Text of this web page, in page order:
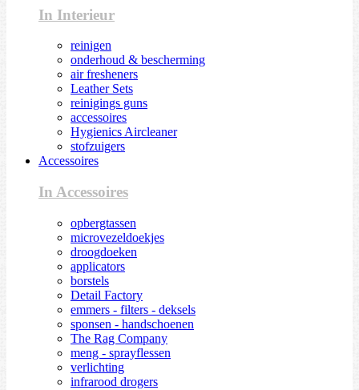
In Interieur
reinigen
onderhoud & bescherming
air fresheners
Leather Sets
reinigings guns
accessoires
Hygienics Aircleaner
stofzuigers
Accessoires
In Accessoires
opbergtassen
microvezeldoekjes
droogdoeken
applicators
borstels
Detail Factory
emmers - filters - deksels
sponsen - handschoenen
The Rag Company
meng - sprayflessen
verlichting
infrarood drogers